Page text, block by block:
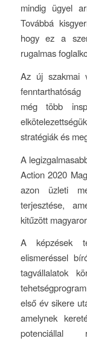
mindig ügyel
Továbbá
hogy ez a
rugalmas
Az új szakmai
még több
stratégiák és
A
Action 2020
azon üzleti
terjesztése,
kitűzött
A képzések
elismeréssel
tagvállalatok
első év sikere
amelynek
potenciállal